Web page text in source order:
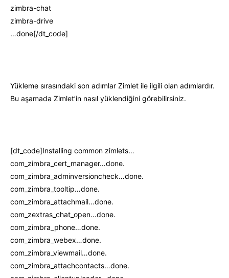
zimbra-chat
zimbra-drive
…done[/dt_code]
Yükleme sırasındaki son adımlar Zimlet ile ilgili olan adımlardır.
Bu aşamada Zimlet’in nasıl yüklendiğini görebilirsiniz.
[dt_code]Installing common zimlets…
com_zimbra_cert_manager…done.
com_zimbra_adminversioncheck…done.
com_zimbra_tooltip…done.
com_zimbra_attachmail…done.
com_zextras_chat_open…done.
com_zimbra_phone…done.
com_zimbra_webex…done.
com_zimbra_viewmail…done.
com_zimbra_attachcontacts…done.